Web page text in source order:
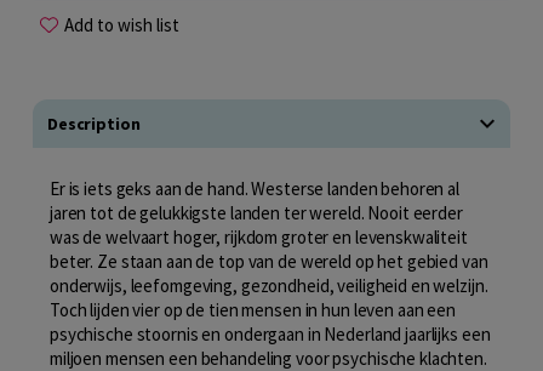
Add to wish list
Description
Er is iets geks aan de hand. Westerse landen behoren al
jaren tot de gelukkigste landen ter wereld. Nooit eerder
was de welvaart hoger, rijkdom groter en levenskwaliteit
beter. Ze staan aan de top van de wereld op het gebied van
onderwijs, leefomgeving, gezondheid, veiligheid en welzijn.
Toch lijden vier op de tien mensen in hun leven aan een
psychische stoornis en ondergaan in Nederland jaarlijks een
miljoen mensen een behandeling voor psychische klachten.